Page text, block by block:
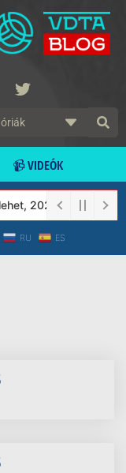
📹 VIDEÓK
2023-tól a
RU ES